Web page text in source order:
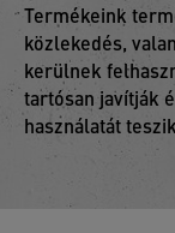
Termékeink
közlekedés,
kerülnek
tartósan javítják
használatát